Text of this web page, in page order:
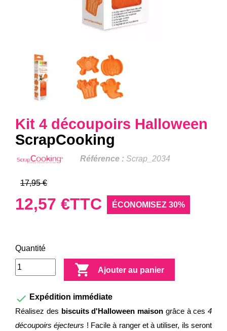
Kit 4 découpoirs Halloween
ScrapCooking
Référence : Scrap_2034
17,95 €
12,57 €TTC ÉCONOMISEZ 30%
Quantité
 Ajouter au panier
 Expédition immédiate
Réalisez des biscuits d'Halloween maison grâce à ces 4
découpoirs éjecteurs ! Facile à ranger et à utiliser, ils seront